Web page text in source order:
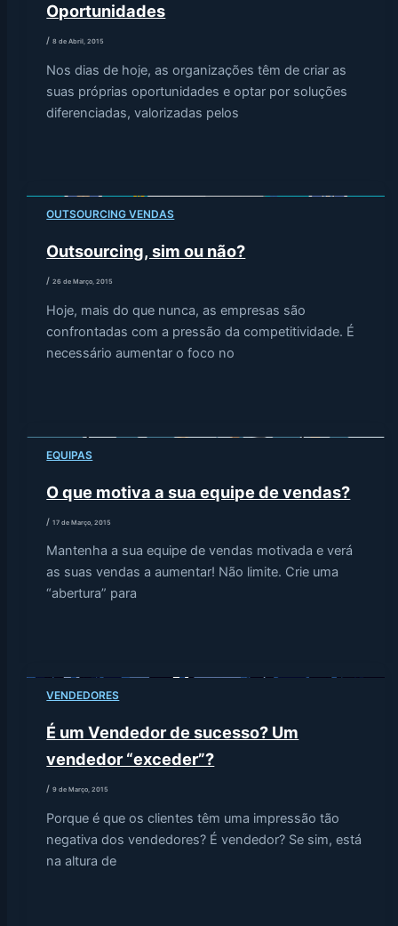
Oportunidades
/8 de Abril, 2015
Nos dias de hoje, as organizações têm de criar as
suas próprias oportunidades e optar por soluções
diferenciadas, valorizadas pelos
OUTSOURCING VENDAS
Outsourcing, sim ou não?
/26 de Março, 2015
Hoje, mais do que nunca, as empresas são
confrontadas com a pressão da competitividade. É
necessário aumentar o foco no
EQUIPAS
O que motiva a sua equipe de vendas?
/17 de Março, 2015
Mantenha a sua equipe de vendas motivada e verá
as suas vendas a aumentar! Não limite. Crie uma
“abertura” para
VENDEDORES
É um Vendedor de sucesso? Um
vendedor “exceder”?
/9 de Março, 2015
Porque é que os clientes têm uma impressão tão
negativa dos vendedores? É vendedor? Se sim, está
na altura de